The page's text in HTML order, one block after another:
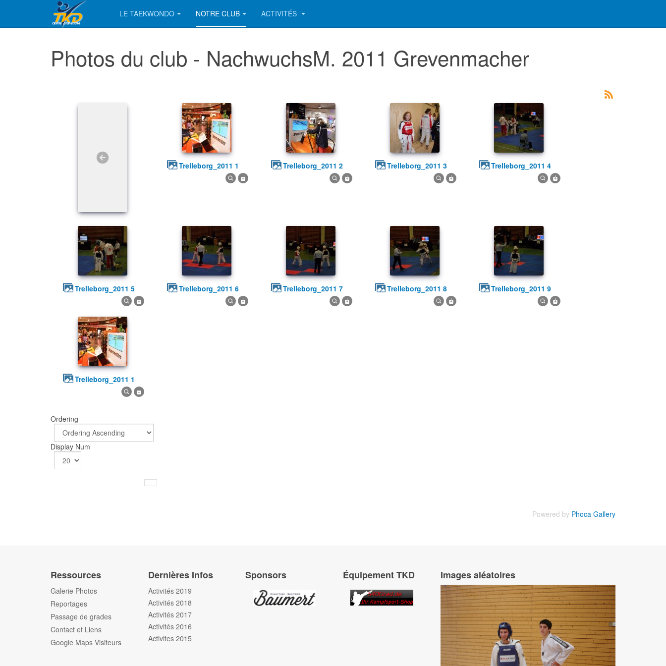
LE TAEKWONDO NOTRE CLUB ACTIVITÉS
Photos du club - NachwuchsM. 2011 Grevenmacher
trelleborg_2011 1 trelleborg_2011 2 trelleborg_2011 3 trelleborg_2011 4
trelleborg_2011 5 trelleborg_2011 6 trelleborg_2011 7 trelleborg_2011 8 trelleborg_2011 9
trelleborg_2011 1
Ordering
Display Num
Powered by Phoca Gallery
Ressources
Galerie Photos
Reportages
Passage de grades
Contact et Liens
Google Maps Visiteurs
Dernières Infos
Activités 2019
Activités 2018
Activités 2017
Activités 2016
Activites 2015
Sponsors Équipement TKD Images aléatoires